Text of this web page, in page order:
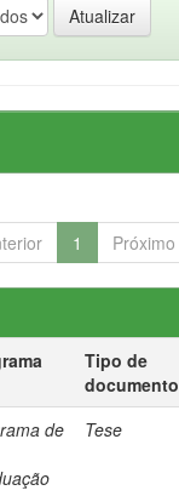
1 Próximo
Tipo de
documento
de
Tese